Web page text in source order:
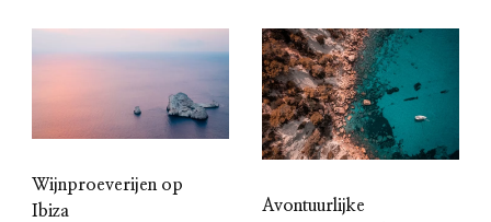
Wijnproeverijen op
Ibiza
Avontuurlijke